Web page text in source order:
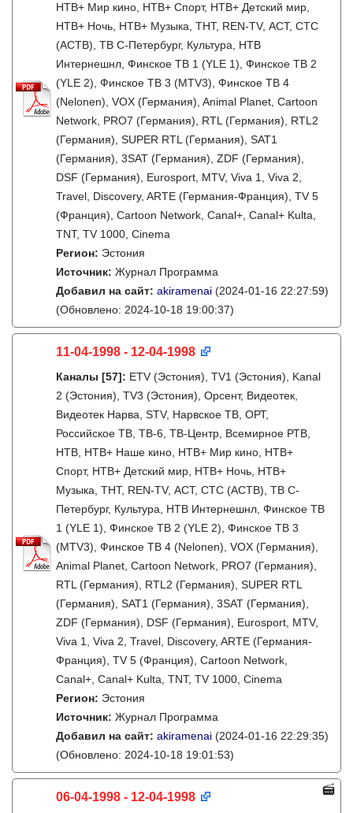
НТВ+ Мир кино, НТВ+ Спорт, НТВ+ Детский мир,
НТВ+ Ночь, НТВ+ Музыка, ТНТ, REN-TV, АСТ, СТС
(АСТВ), ТВ С-Петербург, Культура, НТВ
Интернешнл, Финское ТВ 1 (YLE 1), Финское ТВ 2
(YLE 2), Финское ТВ 3 (MTV3), Финское ТВ 4
(Nelonen), VOX (Германия), Animal Planet, Cartoon
Network, PRO7 (Германия), RTL (Германия), RTL2
(Германия), SUPER RTL (Германия), SAT1
(Германия), 3SAT (Германия), ZDF (Германия),
DSF (Германия), Eurosport, MTV, Viva 1, Viva 2,
Travel, Discovery, ARTE (Германия-Франция), TV 5
(Франция), Cartoon Network, Canal+, Canal+ Kulta,
TNT, TV 1000, Cinema
Регион: Эстония
Источник: Журнал Программа
Добавил на сайт: akiramenai (2024-01-16 22:27:59)
(Обновлено: 2024-10-18 19:00:37)
11-04-1998 - 12-04-1998
Каналы [57]: ETV (Эстония), TV1 (Эстония), Kanal
2 (Эстония), TV3 (Эстония), Орсент, Видеотек,
Видеотек Нарва, STV, Нарвское ТВ, ОРТ,
Российское ТВ, ТВ-6, ТВ-Центр, Всемирное РТВ,
НТВ, НТВ+ Наше кино, НТВ+ Мир кино, НТВ+
Спорт, НТВ+ Детский мир, НТВ+ Ночь, НТВ+
Музыка, ТНТ, REN-TV, АСТ, СТС (АСТВ), ТВ С-
Петербург, Культура, НТВ Интернешнл, Финское ТВ
1 (YLE 1), Финское ТВ 2 (YLE 2), Финское ТВ 3
(MTV3), Финское ТВ 4 (Nelonen), VOX (Германия),
Animal Planet, Cartoon Network, PRO7 (Германия),
RTL (Германия), RTL2 (Германия), SUPER RTL
(Германия), SAT1 (Германия), 3SAT (Германия),
ZDF (Германия), DSF (Германия), Eurosport, MTV,
Viva 1, Viva 2, Travel, Discovery, ARTE (Германия-
Франция), TV 5 (Франция), Cartoon Network,
Canal+, Canal+ Kulta, TNT, TV 1000, Cinema
Регион: Эстония
Источник: Журнал Программа
Добавил на сайт: akiramenai (2024-01-16 22:29:35)
(Обновлено: 2024-10-18 19:01:53)
06-04-1998 - 12-04-1998